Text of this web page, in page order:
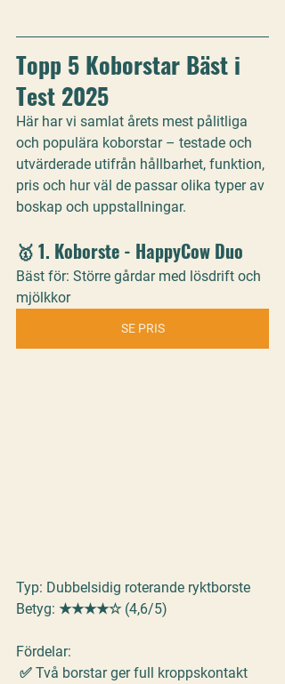
Topp 5 Koborstar Bäst i
Test 2025
Här har vi samlat årets mest pålitliga
och populära koborstar – testade och
utvärderade utifrån hållbarhet, funktion,
pris och hur väl de passar olika typer av
boskap och uppstallningar.
🥇 1. Koborste - HappyCow Duo
Bäst för: Större gårdar med lösdrift och
mjölkkor
SE PRIS
Typ: Dubbelsidig roterande ryktborste
Betyg: ★★★★☆ (4,6/5)
Fördelar:
✅ Två borstar ger full kroppskontakt